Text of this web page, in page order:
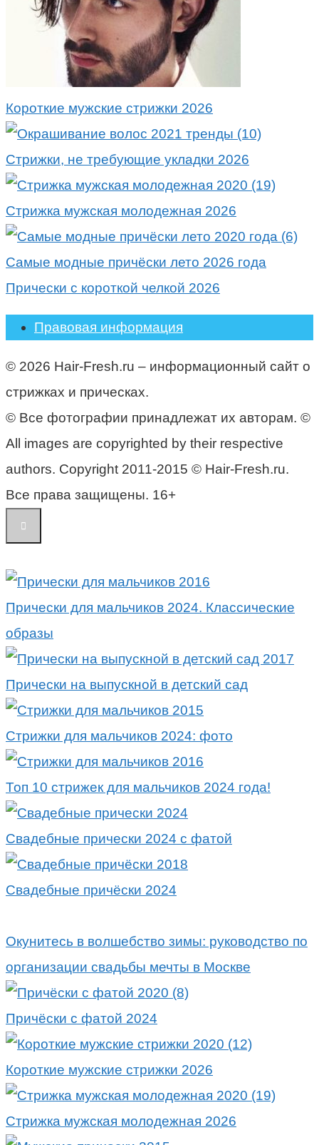
Короткие мужские стрижки 2026
Стрижки, не требующие укладки 2026
Стрижка мужская молодежная 2026
Самые модные причёски лето 2026 года
Прически с короткой челкой 2026
Правовая информация
© 2026 Hair-Fresh.ru – информационный сайт о
стрижках и прическах.
© Все фотографии принадлежат их авторам. ©
All images are copyrighted by their respective
authors. Copyright 2011-2015 © Hair-Fresh.ru.
Все права защищены. 16+
Прически для мальчиков 2024. Классические
образы
Прически на выпускной в детский сад
Стрижки для мальчиков 2024: фото
Топ 10 стрижек для мальчиков 2024 года!
Свадебные прически 2024 с фатой
Свадебные причёски 2024
Окунитесь в волшебство зимы: руководство по
организации свадьбы мечты в Москве
Причёски с фатой 2024
Короткие мужские стрижки 2026
Стрижка мужская молодежная 2026